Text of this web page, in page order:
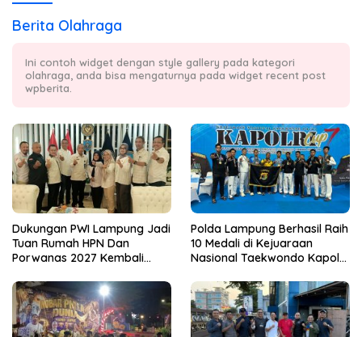
Berita Olahraga
Ini contoh widget dengan style gallery pada kategori
olahraga, anda bisa mengaturnya pada widget recent post
wpberita.
Dukungan PWI Lampung Jadi
Tuan Rumah HPN Dan
Porwanas 2027 Kembali
Pol.Rudi Setiawan
Polda Lampung Berhasil Raih
10 Medali di Kejuaraan
Nasional Taekwondo Kapolri